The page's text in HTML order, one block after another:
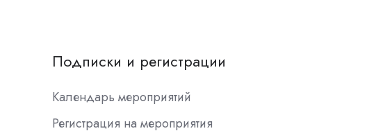
Подписки и регистрации
Календарь мероприятий
Регистрация на мероприятия